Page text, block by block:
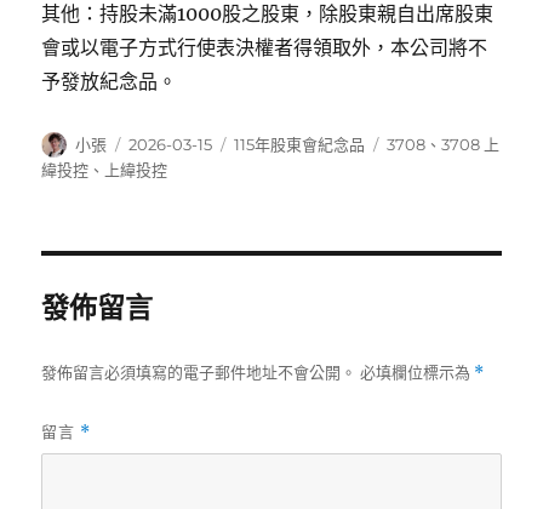
其他：持股未滿1000股之股東，除股東親自出席股東
會或以電子方式行使表決權者得領取外，本公司將不
予發放紀念品。
作
者
小張
發
佈
2026-03-15
分
115年股東會紀念品
標
3708 、3708 上
緯投控 、 上緯投控
發佈留言
發佈留言必須填寫的電子郵件地址不會公開。 必填欄位標示為 *
留言 *